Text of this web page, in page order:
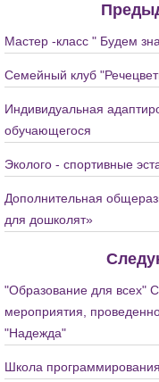
Мастер -класс " Будем
Семейный клуб
Индивидуальная
обучающегося
Эколого - спортивные
Дополнительная
для дошколят»
"Образование для всех"
мероприятия,
"Надежда"
Школа